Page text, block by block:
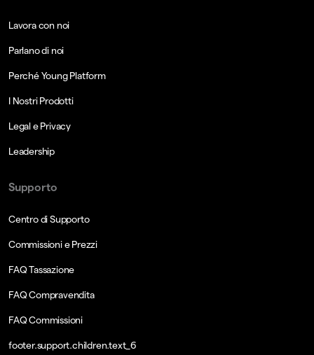
Lavora con noi
Parlano di noi
Perché Young Platform
I Nostri Prodotti
Legal e Privacy
Leadership
Supporto
Centro di Supporto
Commissioni e Prezzi
FAQ Tassazione
FAQ Compravendita
FAQ Commissioni
footer.support.children.text_6